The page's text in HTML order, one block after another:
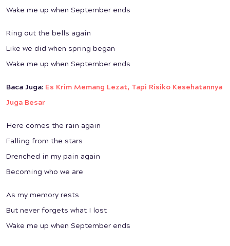
Wake me up when September ends
Ring out the bells again
Like we did when spring began
Wake me up when September ends
Baca Juga: Es Krim Memang Lezat, Tapi Risiko Kesehatannya
Juga Besar
Here comes the rain again
Falling from the stars
Drenched in my pain again
Becoming who we are
As my memory rests
But never forgets what I lost
Wake me up when September ends